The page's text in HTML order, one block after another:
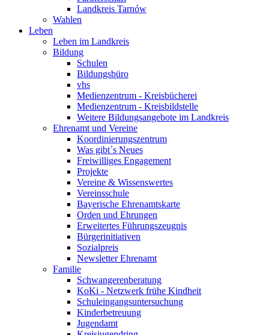
Landkreis Tarnów
Wahlen
Leben
Leben im Landkreis
Bildung
Schulen
Bildungsbüro
vhs
Medienzentrum - Kreisbücherei
Medienzentrum - Kreisbildstelle
Weitere Bildungsangebote im Landkreis
Ehrenamt und Vereine
Koordinierungszentrum
Was gibt´s Neues
Freiwilliges Engagement
Projekte
Vereine & Wissenswertes
Vereinsschule
Bayerische Ehrenamtskarte
Orden und Ehrungen
Erweitertes Führungszeugnis
Bürgerinitiativen
Sozialpreis
Newsletter Ehrenamt
Familie
Schwangerenberatung
KoKi - Netzwerk frühe Kindheit
Schuleingangsuntersuchung
Kinderbetreuung
Jugendamt